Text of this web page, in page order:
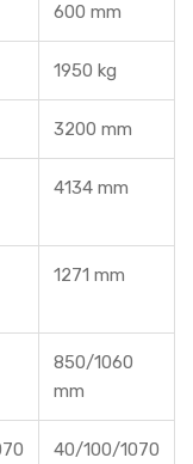
600 mm
1950 kg
3200 mm
4134 mm
1271 mm
850/1060
mm
40/100/1070